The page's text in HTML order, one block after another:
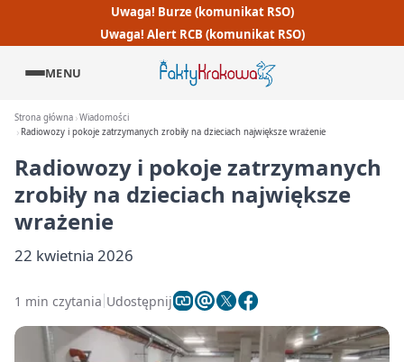
Uwaga! Burze (komunikat RSO)
Uwaga! Alert RCB (komunikat RSO)
MENU
Strona główna Wiadomości
Radiowozy i pokoje zatrzymanych zrobiły na dzieciach największe wrażenie
Radiowozy i pokoje zatrzymanych
zrobiły na dzieciach największe
wrażenie
22 kwietnia 2026
1 min czytania Udostępnij